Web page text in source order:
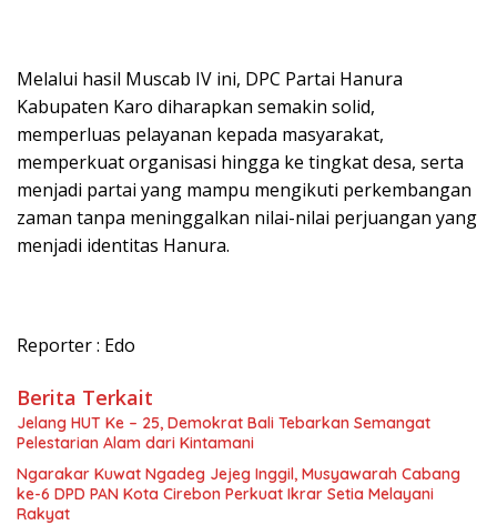
Melalui hasil Muscab IV ini, DPC Partai Hanura
Kabupaten Karo diharapkan semakin solid,
memperluas pelayanan kepada masyarakat,
memperkuat organisasi hingga ke tingkat desa, serta
menjadi partai yang mampu mengikuti perkembangan
zaman tanpa meninggalkan nilai-nilai perjuangan yang
menjadi identitas Hanura.
Reporter : Edo
Berita Terkait
Jelang HUT Ke – 25, Demokrat Bali Tebarkan Semangat
Pelestarian Alam dari Kintamani
Ngarakar Kuwat Ngadeg Jejeg Inggil, Musyawarah Cabang
ke-6 DPD PAN Kota Cirebon Perkuat Ikrar Setia Melayani
Rakyat